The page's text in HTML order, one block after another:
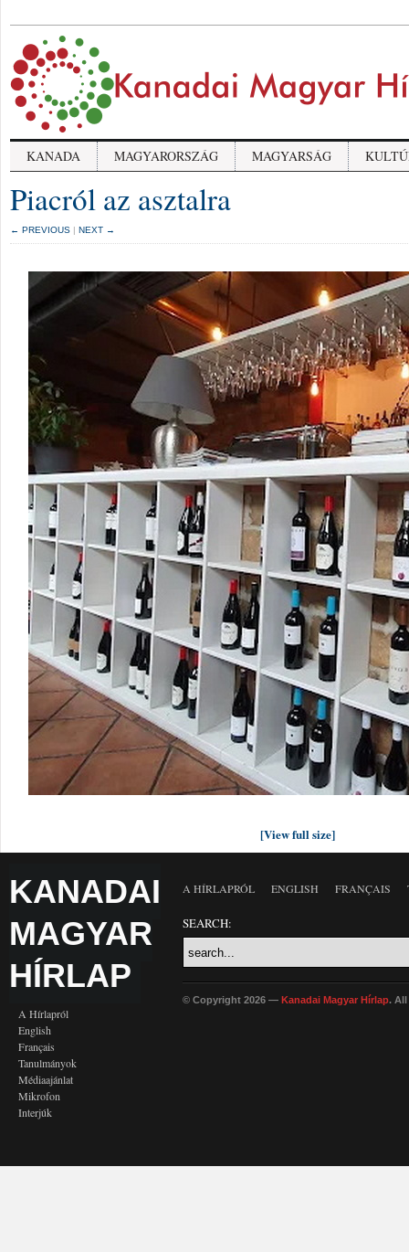
KANADA MAGYARORSZÁG MAGYARSÁG
Piacról az asztalra
← PREVIOUS | NEXT →
[View full size]
KANADAI
MAGYAR
HÍRLAP
A Hírlapról
English
Français
Tanulmányok
Médiaajánlat
Mikrofon
Interjúk
A HÍRLAPRÓL ENGLISH FRANÇAIS
SEARCH:
© Copyright 2026 — Kanadai Magyar Hírlap. All